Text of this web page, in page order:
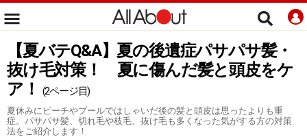
【夏バテQ&A】夏の後遺症パサパサ髪・
抜け毛対策！ 夏に傷んだ髪と頭皮をケ
ア！
(2ページ目)
夏休みにビーチやプールではしゃいだ後の髪と頭皮は思ったよりも重
症。パサパサ髪、切れ毛や枝毛、抜け毛も多くなった気がする方の対策
法をご紹介します！